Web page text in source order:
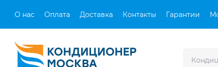
О нас Оплата Доставка Контакты Гарантии